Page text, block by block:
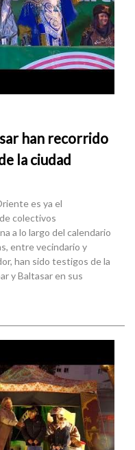
han recorrido
la ciudad
es ya el
colectivos
a lo largo del calendario
entre vecindario y
han sido testigos de la
y Baltasar en sus